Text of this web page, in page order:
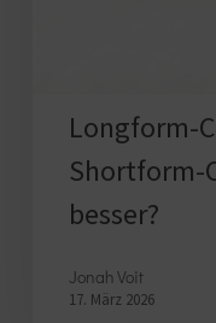
Longform-
Shortform-
besser?
Jonah Voit
17. März 2026